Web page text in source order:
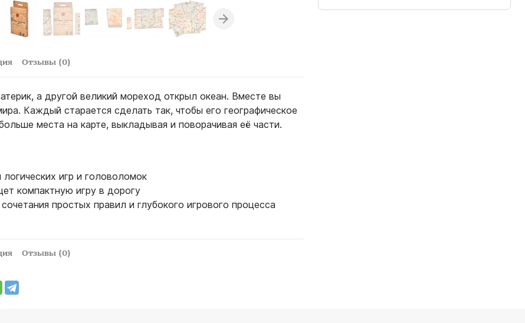
Отзывы (0)
а другой великий мореход открыл океан. Вместе вы
Каждый старается сделать так, чтобы его географическое
места на карте, выкладывая и поворачивая её части.
игр и головоломок
компактную игру в дорогу
простых правил и глубокого игрового процесса
Отзывы (0)